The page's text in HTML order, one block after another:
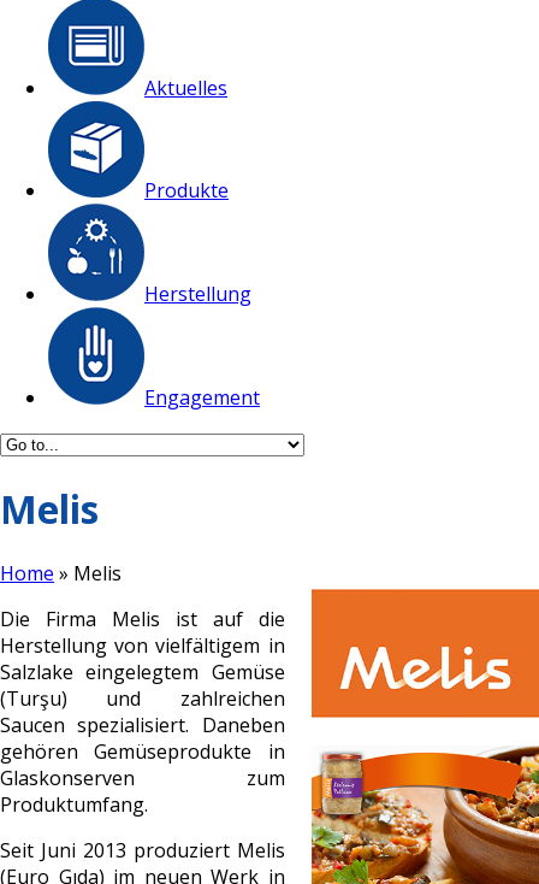
Aktuelles
Produkte
Herstellung
Engagement
Melis
Home » Melis
Die Firma Melis ist auf die
Herstellung von vielfältigem in
Salzlake eingelegtem Gemüse
(Turşu) und zahlreichen
Saucen spezialisiert. Daneben
gehören Gemüseprodukte in
Glaskonserven zum
Produktumfang.
Seit Juni 2013 produziert Melis
(Euro Gıda) im neuen Werk in